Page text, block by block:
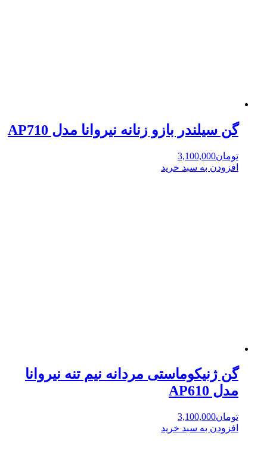
گن سیلندر بازو زنانه نیروانا مدل AP710
تومان3,100,000
افزودن به سبد خرید
گن ژنیکوماستی مردانه نیم تنه نیروانا
مدل AP610
تومان3,100,000
افزودن به سبد خرید